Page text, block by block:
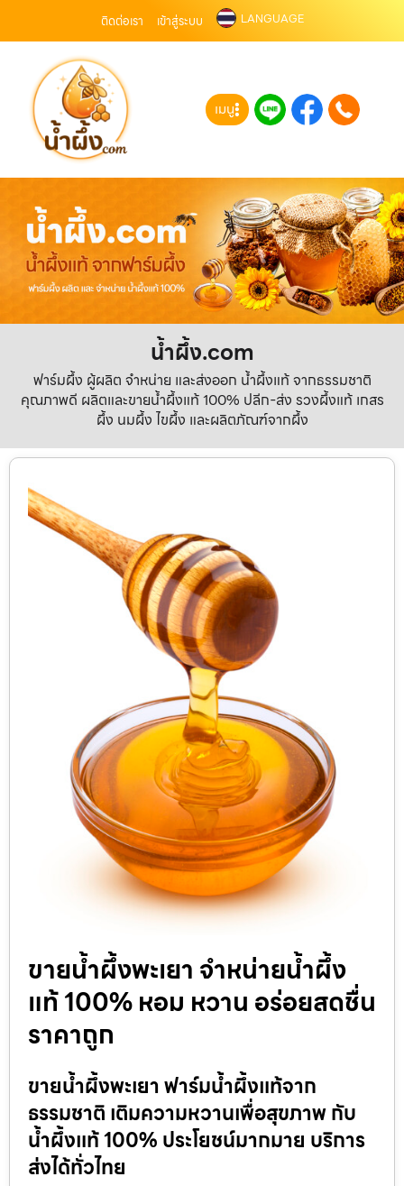
ติดต่อเรา เข้าสู่ระบบ LANGUAGE
เมนู
น้ำผึ้ง.com
ฟาร์มผึ้ง ผู้ผลิต จำหน่าย และส่งออก น้ำผึ้งแท้ จากธรรมชาติ
คุณภาพดี ผลิตและขายน้ำผึ้งแท้ 100% ปลีก-ส่ง รวงผึ้งแท้ เกสร
ผึ้ง นมผึ้ง ไขผึ้ง และผลิตภัณฑ์จากผึ้ง
ขายน้ำผึ้งพะเยา จำหน่ายน้ำผึ้ง
แท้ 100% หอม หวาน อร่อยสดชื่น
ราคาถูก
ขายน้ำผึ้งพะเยา ฟาร์มน้ำผึ้งแท้จาก
ธรรมชาติ เติมความหวานเพื่อสุขภาพ กับ
น้ำผึ้งแท้ 100% ประโยชน์มากมาย บริการ
ส่งได้ทั่วไทย